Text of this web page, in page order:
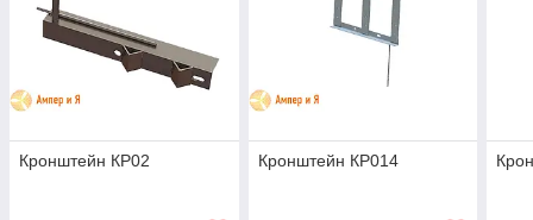
Кронштейн КР02 Кронштейн КР014